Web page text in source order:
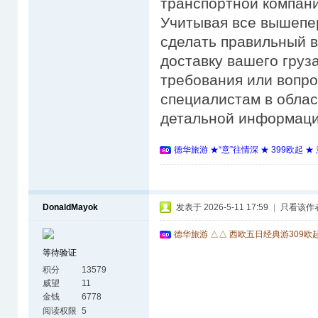
Учитывая все
сделать правильный
доставку вашего
требования или
специалистам в
детальной
德华旅游 ★“意”往情深 ★ 399欧起 ★
DonaldMayok
等待验证
积分
13579
威望
11
金钱
6778
阅读权限 5
发表于 2026-5-11 17:59 只看该作
德华旅游 △△ 西欧五日经典游309欧